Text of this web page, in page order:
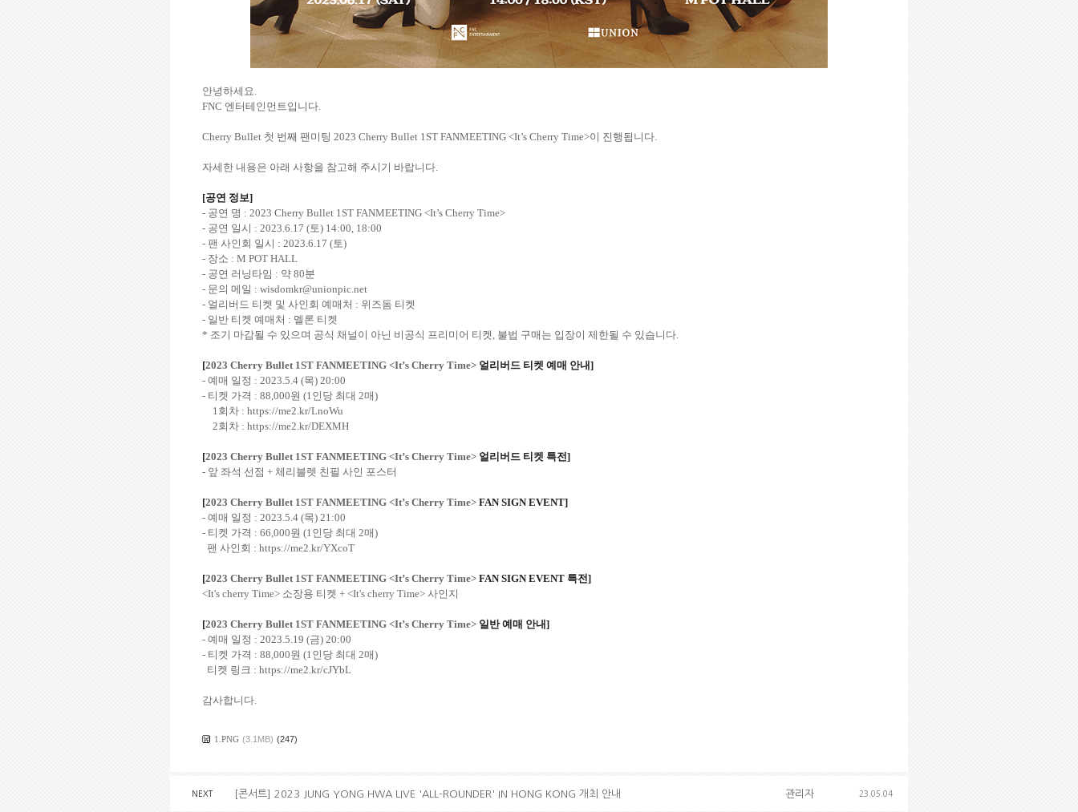
안녕하세요
FNC 엔터테인먼트입니다
Cherry Bullet 첫 번째 팬미팅 2023 Cherry Bullet 1ST FANMEETING <It’s Cherry Time>이 진행됩니다
자세한 내용은 아래 사항을 참고해 주시기 바랍니다
[공연 정보]
- 공연 명 : 2023 Cherry Bullet 1ST FANMEETING <It’s Cherry Time>
- 공연 일시 : 2023.6.17 (토) 14:00, 18:00
- 팬 사인회 일시 : 2023.6.17 (토)
- 장소 : M POT HALL
- 공연 러닝타임 : 약 80분
- 문의 메일 : wisdomkr@unionpic.net
- 얼리버드 티켓 및 사인회 예매처 : 위즈돔 티켓
- 일반 티켓 예매처 : 멜론 티켓
* 조기 마감될 수 있으며 공식 채널이 아닌 비공식 프리미어 티켓 불법 구매는 입장이 제한될 수 있습니다
[2023 Cherry Bullet 1ST FANMEETING <It’s Cherry Time> 얼리버드 티켓 예매 안내]
- 예매 일정 : 2023.5.4 (목) 20:00
- 티켓 가격 : 88,000원 (1 인당 최대 2매)
1 회차 : https://me2.kr/LnoWu
2회차 : https://me2.kr/DEXMH
[2023 Cherry Bullet 1ST FANMEETING <It’s Cherry Time> 얼리버드 티켓 특전 ]
- 앞 좌석 선점 + 체리블렛 친필 사인 포스터
[2023 Cherry Bullet 1ST FANMEETING <It’s Cherry Time> FAN SIGN EVENT]
- 예매 일정 : 2023.5.4 (목) 21:00
- 티켓 가격 : 66,000원 (1 인당 최대 2매)
팬 사인회 : https://me2.kr/YXcoT
[2023 Cherry Bullet 1ST FANMEETING <It’s Cherry Time> FAN SIGN EVENT 특전 ]
<It's cherry Time> 소장용 티켓 + <It's cherry Time> 사인지
[2023 Cherry Bullet 1ST FANMEETING <It’s Cherry Time> 일반 예매 안내]
- 예매 일정 : 2023.5.19 (금) 20:00
- 티켓 가격 : 88,000원 (1 인당 최대 2매)
티켓 링크 : https://me2.kr/cJYbL
감사합니다
1.PNG (3.1MB) (247)
NEXT [콘서트] 2023 JUNG YONG HWA LIVE 'ALL-ROUNDER' IN HONG KONG 개최 안내 관리자 23.05.04